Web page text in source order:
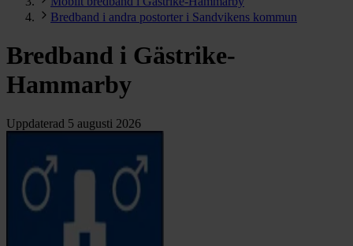
Bredband i andra postorter i Sandvikens kommun
Bredband i Gästrike-
Hammarby
Uppdaterad 5 augusti 2026